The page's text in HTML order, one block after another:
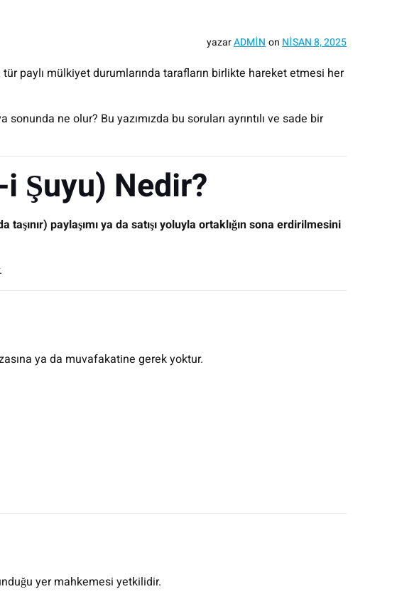
yazarADMIN on NISAN 8, 2025
paylı mülkiyet durumlarında tarafların birlikte hareket etmesi her
ne olur? Bu yazımızda bu soruları ayrıntılı ve sade bir
Şuyu) Nedir?
paylaşımı ya da satışı yoluyla ortaklığın sona erdirilmesini
ya da muvafakatine gerek yoktur.
yer mahkemesi yetkilidir.